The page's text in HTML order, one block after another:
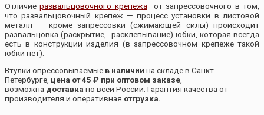
Отличиеразвальцовочного крепежа от запрессовочного в том,
что развальцовочный крепеж — процесс установки в листовой
металл — кроме запрессовки (сжимающей силы) происходит
развальцовка (раскрытие, расклепывание) юбки, которая всегда
есть в конструкции изделия (в запрессовочном крепеже такой
юбки нет).
Втулки опрессовываемые в наличии на складе в Санкт-
Петербурге, цена от 45 ₽ при оптовом заказе,
возможна доставка по всей России. Гарантия качества от
производителя и оперативная отгрузка.